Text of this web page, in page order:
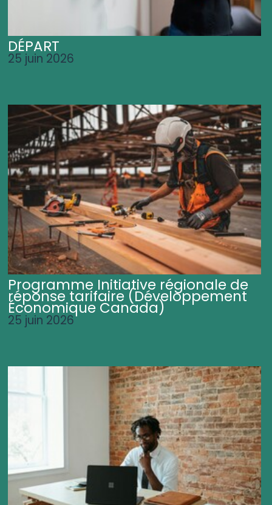
DÉPART
25 juin 2026
Programme Initiative régionale de
réponse tarifaire (Développement
Économique Canada)
25 juin 2026